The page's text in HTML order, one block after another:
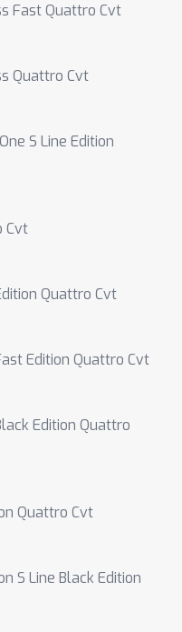
Fast Quattro Cvt
Quattro Cvt
S Line Edition
Cvt
Quattro Cvt
Edition Quattro Cvt
Edition Quattro
Quattro Cvt
S Line Black Edition